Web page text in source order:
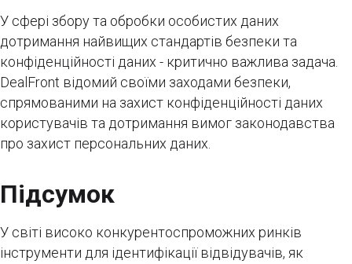
У сфері збору та обробки особистих даних
дотримання найвищих стандартів безпеки та
конфіденційності даних - критично важлива задача.
DealFront відомий своїми заходами безпеки,
спрямованими на захист конфіденційності даних
користувачів та дотримання вимог законодавства
про захист персональних даних.
Підсумок
У світі високо конкурентоспроможних ринків
інструменти для ідентифікації відвідувачів, як